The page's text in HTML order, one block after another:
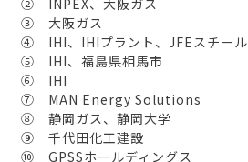
② INPEX、大阪ガス
③ 大阪ガス
④ IHI、IHIプラント、JFEスチール
⑤ IHI、福島県相馬市
⑥ IHI
⑦ MAN Energy Solutions
⑧ 静岡ガス、静岡大学
⑨ 千代田化工建設
⑩ GPSSホールディングス